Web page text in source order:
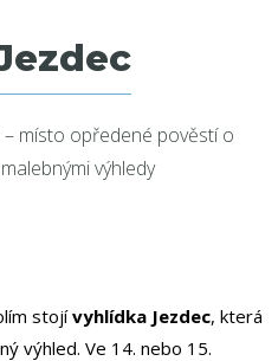
– místo opředené pověstí o
výhledy
stojívyhlídka Jezdec, která
výhled. Ve 14. nebo 15.